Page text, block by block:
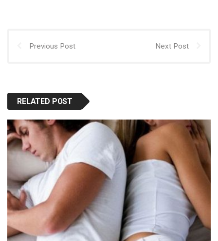
Previous Post Next Post
RELATED POST